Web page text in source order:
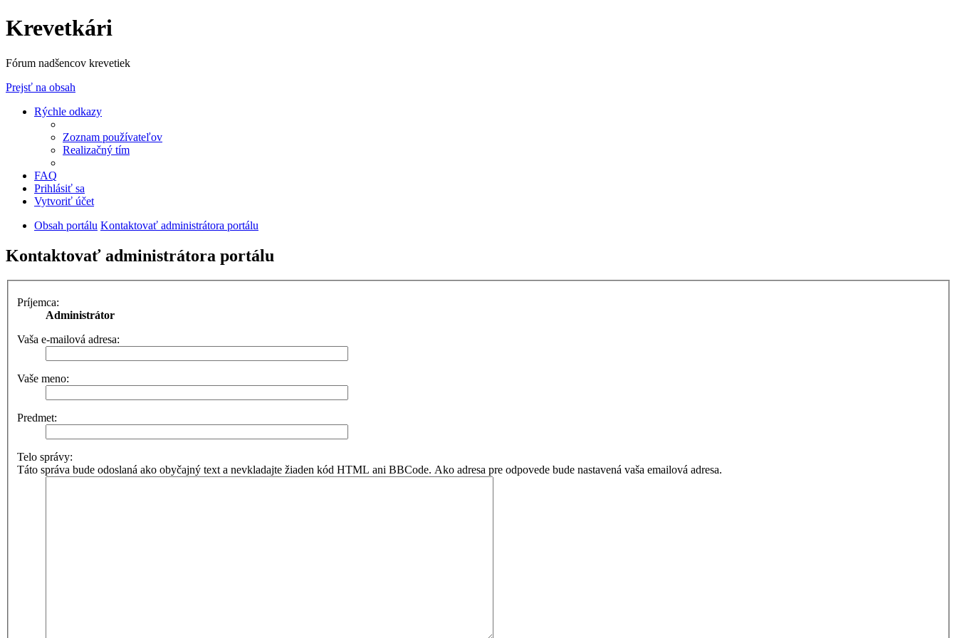
Krevetkári
Fórum nadšencov krevetiek
Prejsť na obsah
Rýchle odkazy
Zoznam používateľov
Realizačný tím
FAQ
Prihlásiť sa
Vytvoriť účet
Obsah portálu Kontaktovať administrátora portálu
Kontaktovať administrátora portálu
Príjemca:
Administrátor
Vaša e-mailová adresa:
Vaše meno:
Predmet:
Telo správy:
Táto správa bude odoslaná ako obyčajný text a nevkladajte žiaden kód HTML ani BBCode. Ako adresa pre odpovede bude nastavená vaša emailová adresa.